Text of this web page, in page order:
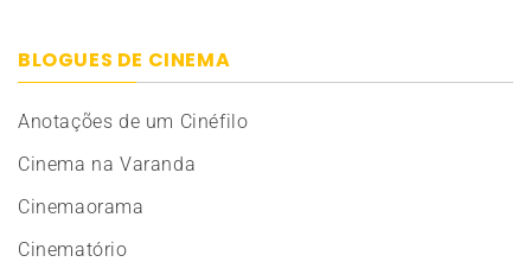
BLOGUES DE CINEMA
Anotações de um Cinéfilo
Cinema na Varanda
Cinemaorama
Cinematório